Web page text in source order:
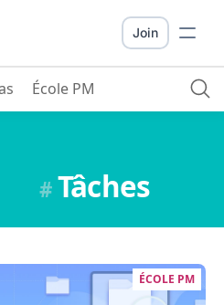
Join
École PM
#Tâches
ÉCOLE PM